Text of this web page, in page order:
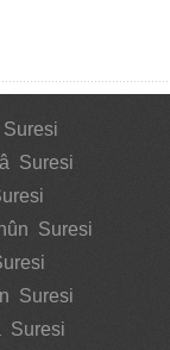
Suresi
Suresi
Suresi
Suresi